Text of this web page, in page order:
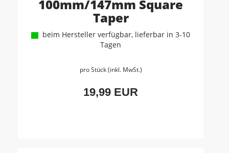
100mm/147mm Square
Taper
beim Hersteller verfügbar, lieferbar in 3-10
Tagen
pro Stück (inkl. MwSt.)
19,99 EUR